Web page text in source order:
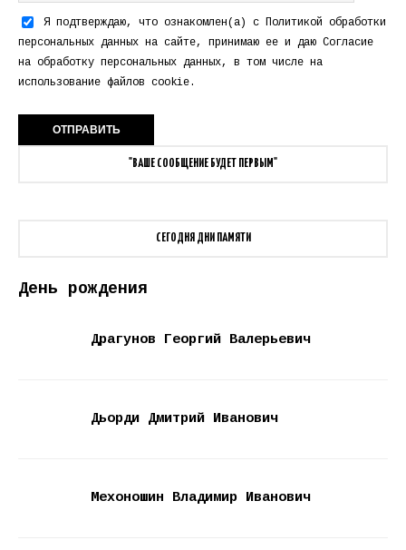
Я подтверждаю, что ознакомлен(а) с Политикой обработки
персональных данных на сайте, принимаю ее и даю Согласие
на обработку персональных данных, в том числе на
использование файлов cookie.
"ВАШЕ СООБЩЕНИЕ БУДЕТ ПЕРВЫМ"
СЕГОДНЯ ДНИ ПАМЯТИ
День рождения
Драгунов Георгий Валерьевич
Дьорди Дмитрий Иванович
Мехоношин Владимир Иванович